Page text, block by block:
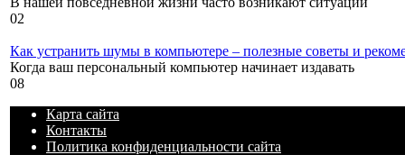
02
Как устранить шумы в компьютере – полезные советы и
Когда ваш персональный компьютер начинает издавать
08
Карта сайта
Контакты
Политика конфиденциальности сайта